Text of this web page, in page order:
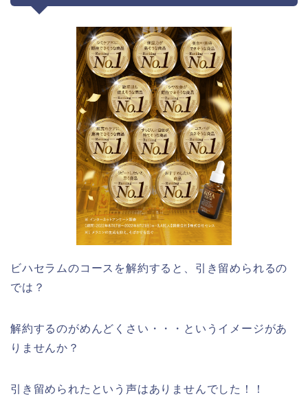
ビハセラムのコースを解約すると、引き留められるの
では？
解約するのがめんどくさい・・・というイメージがあ
りませんか？
引き留められたという声はありませんでした！！